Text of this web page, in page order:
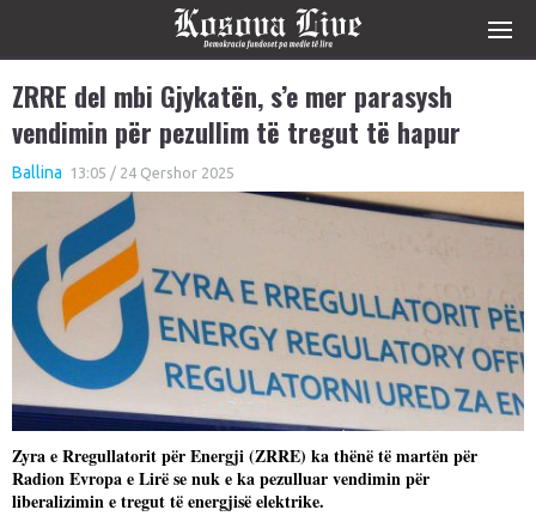
ZRRE del mbi Gjykatën, s’e mer parasysh
vendimin për pezullim të tregut të hapur
Ballina 13:05 / 24 Qershor 2025
Zyra e Rregullatorit për Energji (ZRRE) ka thënë të martën për
Radion Evropa e Lirë se nuk e ka pezulluar vendimin për
liberalizimin e tregut të energjisë elektrike.